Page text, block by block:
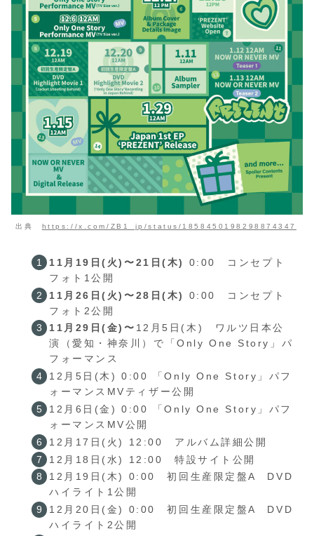
出典 https://x.com/ZB1_jp/status/1858450198298874347
11月19日(火)〜21日(木)
0:00 コンセプト
フォト1公開
11月26日(火)〜28日(木)
0:00 コンセプト
フォト2公開
11月29日(金)〜 12月5日(木) ワルツ日本公
演（愛知・神奈川）で「Only One Story」パ
フォーマンス
12月5日(木) 0:00 「Only One Story」パフ
ォーマンスMVティザー公開
12月6日(金) 0:00 「Only One Story」パフ
ォーマンスMV公開
12月17日(火) 12:00 アルバム詳細公開
12月18日(水) 12:00 特設サイト公開
12月19日(木) 0:00 初回生産限定盤A DVD
ハイライト1公開
12月20日(金) 0:00 初回生産限定盤A DVD
ハイライト2公開